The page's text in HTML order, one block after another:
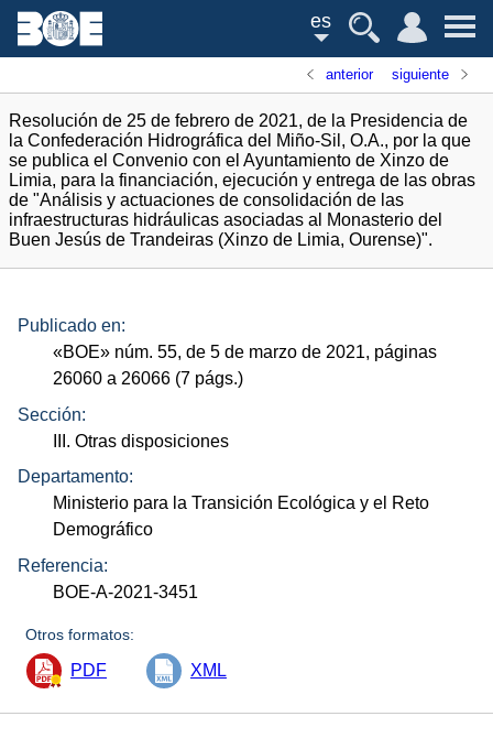
es
anterior siguiente
Resolución de 25 de febrero de 2021, de la Presidencia de
la Confederación Hidrográfica del Miño-Sil, O.A., por la que
se publica el Convenio con el Ayuntamiento de Xinzo de
Limia, para la financiación, ejecución y entrega de las obras
de "Análisis y actuaciones de consolidación de las
infraestructuras hidráulicas asociadas al Monasterio del
Buen Jesús de Trandeiras (Xinzo de Limia, Ourense)".
Publicado en:
«BOE» núm. 55, de 5 de marzo de 2021, páginas
26060 a 26066 (7 págs.)
Sección:
III. Otras disposiciones
Departamento:
Ministerio para la Transición Ecológica y el Reto
Demográfico
Referencia:
BOE-A-2021-3451
Otros formatos:
PDF XML